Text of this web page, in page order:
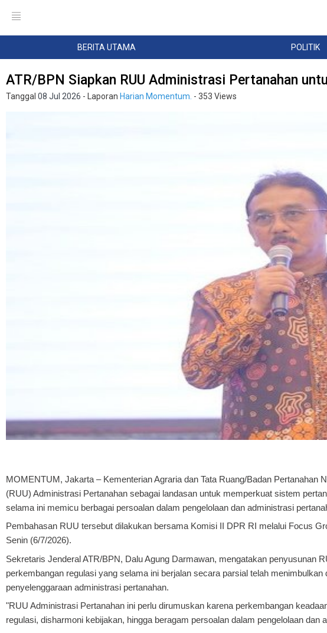
BERITA UTAMA POLITIK
ATR/BPN Siapkan RUU Administrasi Pertanahan
Tanggal 08 Jul 2026 - Laporan Harian Momentum. - 353 Views
MOMENTUM, Jakarta – Kementerian Agraria dan Tata Ruang/Badan
(RUU) Administrasi Pertanahan sebagai landasan untuk memperkuat sistem
selama ini memicu berbagai persoalan dalam pengelolaan dan administrasi
Pembahasan RUU tersebut dilakukan bersama Komisi II DPR RI melalui Focus
Senin (6/7/2026).
Sekretaris Jenderal ATR/BPN, Dalu Agung Darmawan, mengatakan penyusunan
perkembangan regulasi yang selama ini berjalan secara parsial telah
penyelenggaraan administrasi pertanahan.
"RUU Administrasi Pertanahan ini perlu dirumuskan karena perkembangan
regulasi, disharmoni kebijakan, hingga beragam persoalan dalam pengelolaan dan